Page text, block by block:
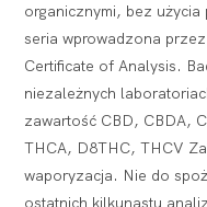
organicznymi, bez
seria wprowadzona
Certificate of Analysis.
niezależnych
zawartość CBD, CBDA,
THCA, D8THC, THCV
waporyzacja. Nie do
ostatnich kilkunastu